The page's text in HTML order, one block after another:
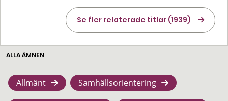
Se fler relaterade titlar (1939)
ALLA ÄMNEN
Allmänt Samhällsorientering